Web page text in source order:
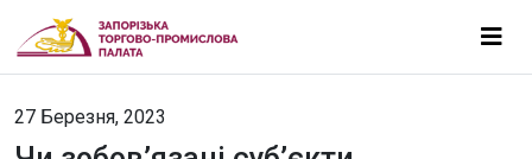
27 Березня, 2023